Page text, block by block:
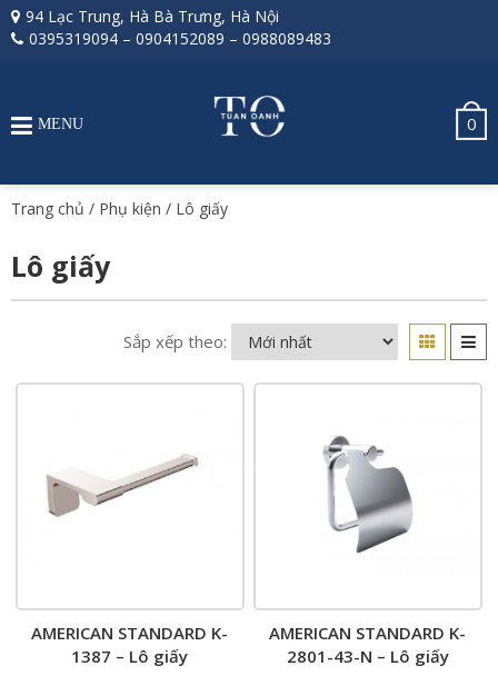
94 Lạc Trung, Hà Bà Trưng, Hà Nội
0395319094 – 0904152089 – 0988089483
0
MENU
Trang chủ / Phụ kiện / Lô giấy
Lô giấy
Sắp xếp theo:
AMERICAN STANDARD K-
1387 – Lô giấy
AMERICAN STANDARD K-
2801-43-N – Lô giấy